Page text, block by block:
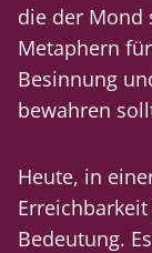
die der Mond
Metaphern
Besinnung
bewahren
Heute, in
Bedeutung.